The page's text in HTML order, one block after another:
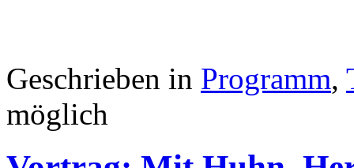
Geschrieben in Programm,
möglich